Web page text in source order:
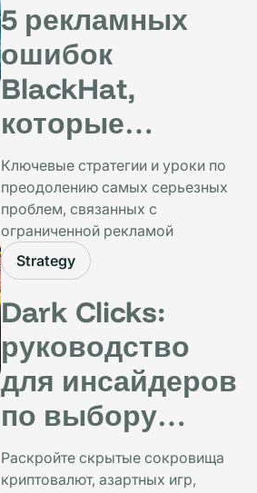
5 рекламных
ошибок
BlackHat,
которые
обошлись нам в
тысячи
долларов (и как
их избежать)
Ключевые стратегии и уроки по
преодолению самых серьезных
проблем, связанных с
ограниченной рекламой
Strategy
Dark Clicks:
руководство
для инсайдеров
по выбору
лучших сетей
для рекламы в
Раскройте скрытые сокровища
криптовалют, азартных игр,